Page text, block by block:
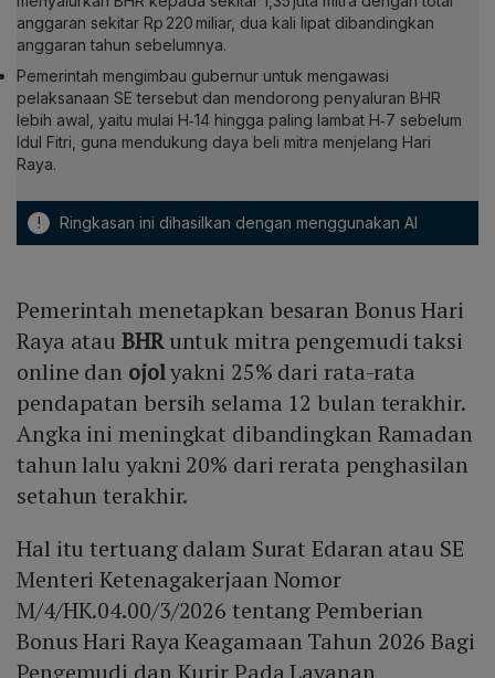
anggaran sekitar Rp 220 miliar, dua kali lipat dibandingkan
anggaran tahun sebelumnya.
Pemerintah mengimbau gubernur untuk mengawasi
pelaksanaan SE tersebut dan mendorong penyaluran BHR
lebih awal, yaitu mulai H‑14 hingga paling lambat H‑7 sebelum
Idul Fitri, guna mendukung daya beli mitra menjelang Hari
Raya.
! Ringkasan ini dihasilkan dengan menggunakan AI
Pemerintah menetapkan besaran Bonus Hari
Raya atauBHRuntuk mitra pengemudi taksi
online dan ojolyakni 25% dari rata-rata
pendapatan bersih selama 12 bulan terakhir.
Angka ini meningkat dibandingkan Ramadan
tahun lalu yakni 20% dari rerata penghasilan
setahun terakhir.
Hal itu tertuang dalam Surat Edaran atau SE
Menteri Ketenagakerjaan Nomor
M/4/HK.04.00/3/2026 tentang Pemberian
Bonus Hari Raya Keagamaan Tahun 2026 Bagi
Pengemudi dan Kurir Pada Layanan